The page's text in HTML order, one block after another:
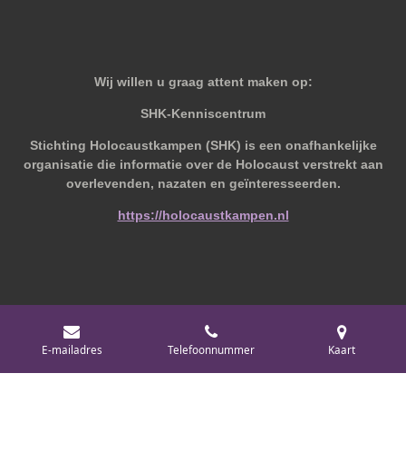
Wij willen u graag attent maken op:
SHK-Kenniscentrum
Stichting Holocaustkampen (SHK) is een onafhankelijke
organisatie die informatie over de Holocaust verstrekt aan
overlevenden, nazaten en geïnteresseerden.
https://holocaustkampen.nl
© 2019 - 2026 Behoudvanoud
Powered byJouwWeb
E-mailadres Telefoonnummer Kaart